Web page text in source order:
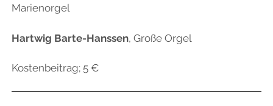
Marienorgel
Hartwig Barte-Hanssen, Große Orgel
Kostenbeitrag; 5 €